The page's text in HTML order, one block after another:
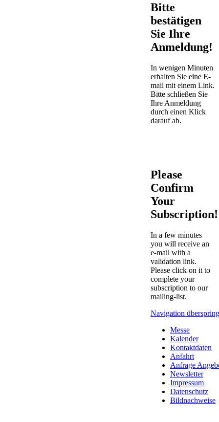
Bitte
bestätigen
Sie Ihre
Anmeldung!
In wenigen Minuten
erhalten Sie eine E-
mail mit einem Link.
Bitte schließen Sie
Ihre Anmeldung
durch einen Klick
darauf ab.
Please
Confirm
Your
Subscription!
In a few minutes
you will receive an
e-mail with a
validation link.
Please click on it to
complete your
subscription to our
mailing-list.
Navigation
Messe
Kalender
Kontaktdaten
Anfahrt
Anfrage
Newsletter
Impressum
Datenschutz
Bildnachweise